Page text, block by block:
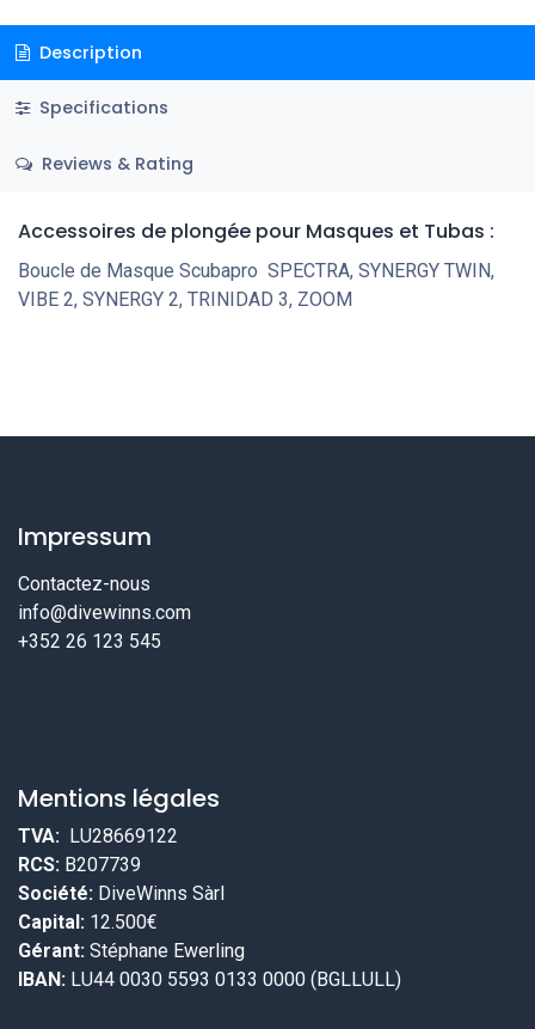
Description
Specifications
Reviews & Rating
Accessoires de plongée pour Masques et Tubas :
Boucle de Masque Scubapro SPECTRA, SYNERGY TWIN,
VIBE 2, SYNERGY 2, TRINIDAD 3, ZOOM
Impressum
Contactez-nous
info@divewinns.com
+352 26 123 545
Mentions légales
TVA: LU28669122
RCS: B207739
Société: DiveWinns Sàrl
Capital: 12.500€
Gérant: Stéphane Ewerling
IBAN: LU44 0030 5593 0133 0000 (BGLLULL)